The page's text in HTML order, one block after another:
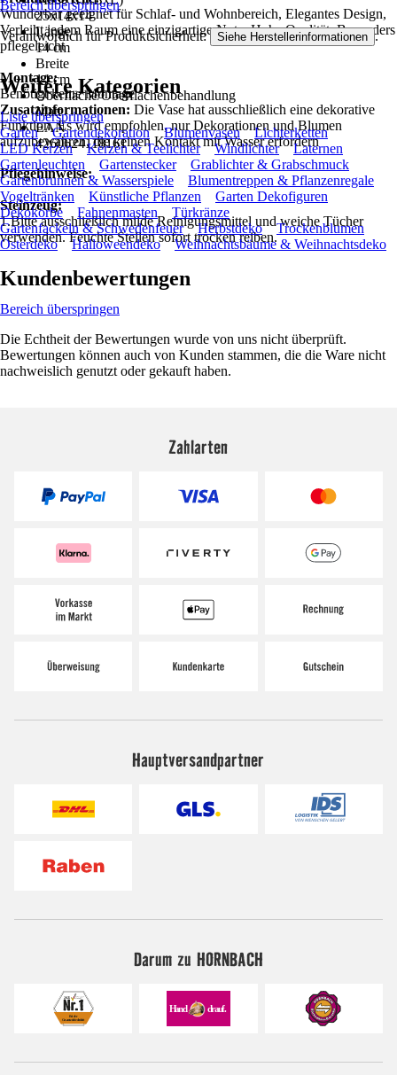
25x14x14
Länge
14 cm
Breite
14 cm
Oberfläche/Oberflächenbehandlung
Matt
EAN
4260624118161
Wunderbar geeignet für Schlaf- und Wohnbereich, Elegantes Design,
Verleiht jedem Raum eine einzigartige Note, Hohe Qualität, Besonders
pflegeleicht
Montage:
Benötigt keine Montage
Zusatzinformationen: Die Vase hat ausschließlich eine dekorative
Funktion. Es wird empfohlen, nur Dekorationen und Blumen
aufzubewahren, die keinen Kontakt mit Wasser erfordern
Pflegehinweise:
Steinzeug:
1.Bitte ausschließlich milde Reinigungsmittel und weiche Tücher
verwenden. Feuchte Stellen sofort trocken reiben.
Bereich überspringen
Verantwortlich für Produktsicherheit: Siehe Herstellerinformationen .
Weitere Kategorien
Liste überspringen
Garten
Gartendekoration Blumenvasen
Lichterketten
LED Kerzen
Kerzen & Teelichter Windlichter
Laternen
Gartenleuchten
Gartenstecker
Grablichter & Grabschmuck
Gartenbrunnen & Wasserspiele
Blumentreppen & Pflanzenregale
Vogeltränken
Künstliche Pflanzen
Garten Dekofiguren
Dekokörbe
Fahnenmasten
Türkränze
Gartenfackeln & Schwedenfeuer
Herbstdeko
Trockenblumen
Osterdeko
Halloweendeko Weihnachtsbäume & Weihnachtsdeko
Kundenbewertungen
Bereich überspringen
Die Echtheit der Bewertungen wurde von uns nicht überprüft.
Bewertungen können auch von Kunden stammen, die die Ware nicht
nachweislich genutzt oder gekauft haben.
Zahlarten
Hauptversandpartner
Darum zu HORNBACH